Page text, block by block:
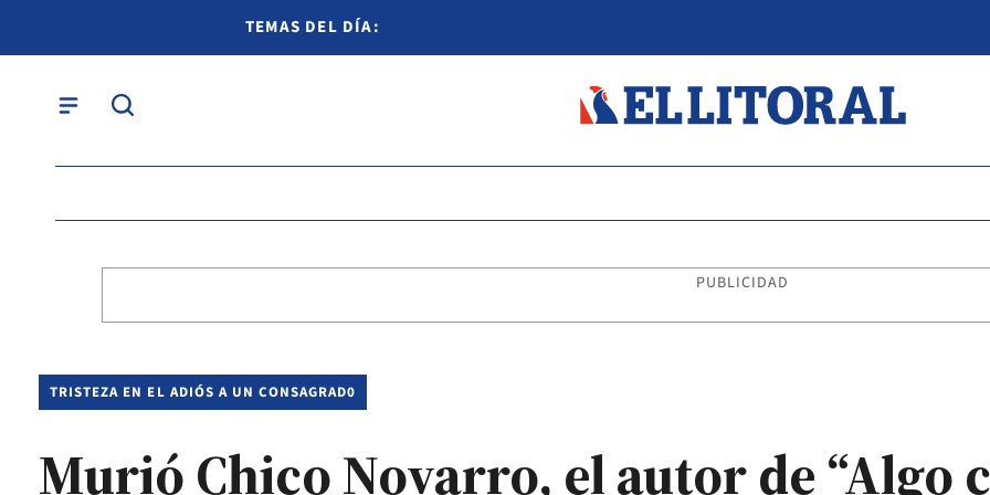
TEMAS DEL DÍA:
PUBLICIDAD
TRISTEZA EN EL ADIÓS A UN CONSAGRAD0
Murió Chico Novarro, el autor de “Algo